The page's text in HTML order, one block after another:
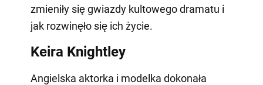
zmieniły się gwiazdy kultowego dramatu i
jak rozwinęło się ich życie.
Keira Knightley
Angielska aktorka i modelka dokonała